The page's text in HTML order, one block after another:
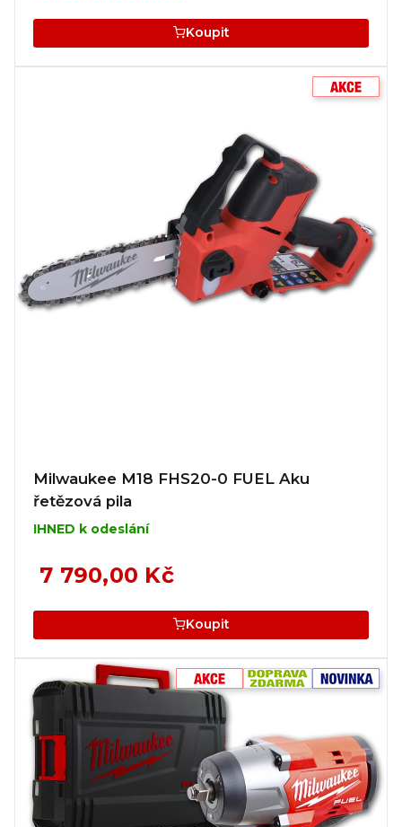
Koupit
Milwaukee M18 FHS20-0 FUEL Aku
řetězová pila
IHNED k odeslání
7 790,00 Kč
Koupit